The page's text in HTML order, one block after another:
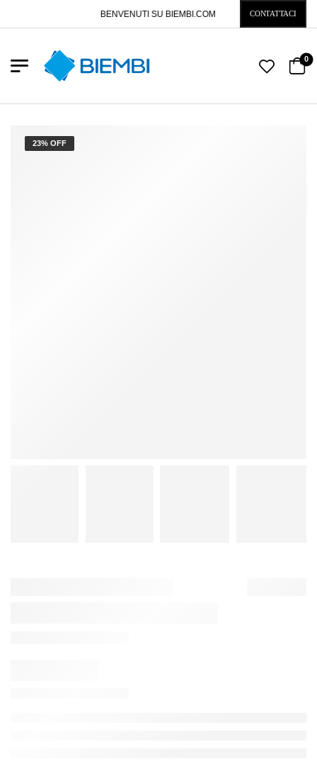
BENVENUTI SU BIEMBI.COM CONTATTACI
0
23% OFF